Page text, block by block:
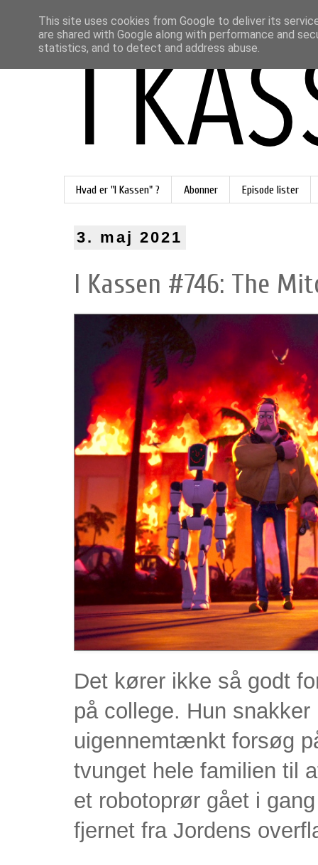
Hvad er "I Kassen" ? Abonner Episode lister
3. maj 2021
I Kassen #746: The
Det kører ikke så godt
på college. Hun
uigennemtænkt forsøg
tvunget hele familien til
et robotoprør gået i
fjernet fra Jordens
This site uses cookies from Google to deliver its
are shared with Google along with performance and
statistics, and to detect and address abuse.